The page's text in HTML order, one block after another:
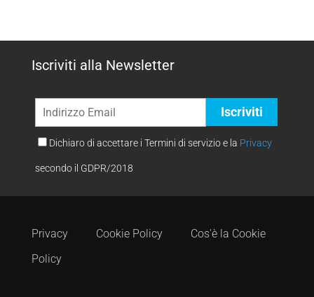
Iscriviti alla Newsletter
Dichiaro di accettare i Termini di servizio e la Privacy
secondo il GDPR/2018
Privacy Cookie Policy
Cos'è la Cookie
Policy